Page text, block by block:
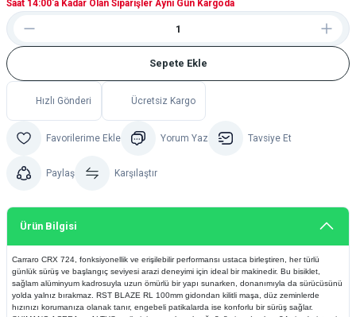
Saat 14:00'a Kadar Olan Siparişler Aynı Gün Kargoda
Sepete Ekle
Hızlı Gönderi Ücretsiz Kargo
Yorum Yaz Tavsiye Et
Paylaş Karşılaştır
Ürün Bilgisi
Carraro CRX 724, fonksiyonellik ve erişilebilir performansı ustaca birleştiren, her türlü
günlük sürüş ve başlangıç seviyesi arazi deneyimi için ideal bir makinedir. Bu bisiklet,
sağlam alüminyum kadrosuyla uzun ömürlü bir yapı sunarken, donanımıyla da sürücüsünü
yolda yalnız bırakmaz. RST BLAZE RL 100mm gidondan kilitli maşa, düz zeminlerde
hızınızı korumanıza olanak tanır, engebeli patikalarda ise konforlu bir sürüş sağlar.